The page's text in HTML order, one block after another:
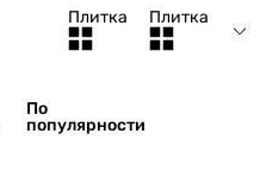
По
популярности
Плитка Плитка